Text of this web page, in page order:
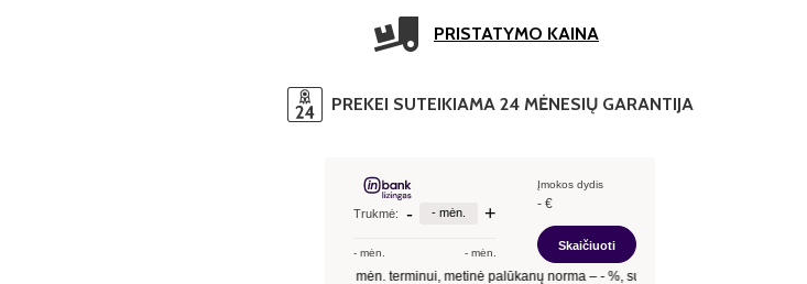
PRISTATYMO KAINA
PREKEI SUTEIKIAMA 24 MĖNESIŲ GARANTIJA